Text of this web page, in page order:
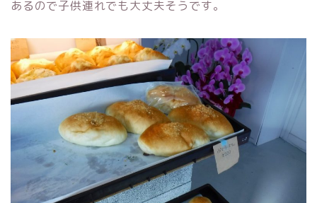
あるので子供連れでも大丈夫そうです。